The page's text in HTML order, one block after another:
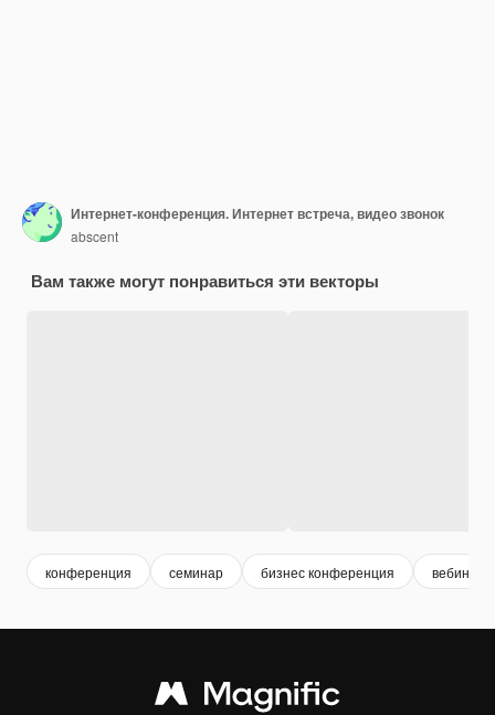
Интернет-конференция. Интернет встреча, видео звонок
abscent
Вам также могут понравиться эти векторы
конференция семинар бизнес конференция вебинар